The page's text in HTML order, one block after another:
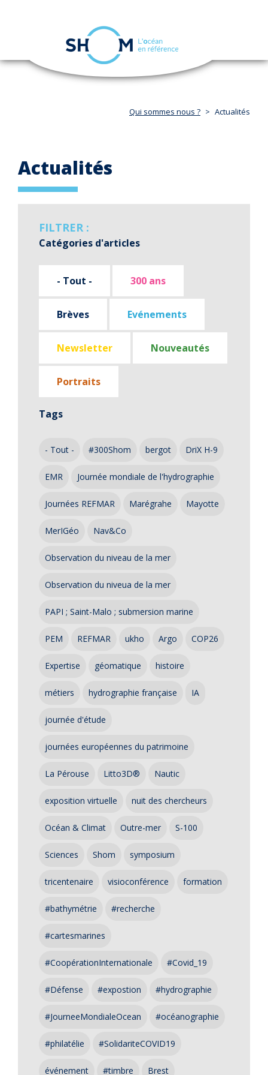
Aller
navigation
Qui sommes nous ? Actualités
Actualités
FILTRER :
Catégories d'articles
- Tout - 300 ans
Brèves Evénements
Newsletter Nouveautés
Portraits
Tags
- Tout - #300Shom bergot DriX H-9
EMR Journée mondiale de l'hydrographie
Journées REFMAR Marégrahe Mayotte
MerIGéo Nav&Co
Observation du niveau de la mer
Observation du niveua de la mer
PAPI ; Saint-Malo ; submersion marine
PEM REFMAR ukho Argo COP26
Expertise géomatique histoire
métiers hydrographie française IA
journée d'étude
journées européennes du patrimoine
La Pérouse Litto3D® Nautic
exposition virtuelle nuit des chercheurs
Océan & Climat Outre-mer S-100
Sciences Shom symposium
tricentenaire visioconférence formation
#bathymétrie #recherche
#cartesmarines
#CoopérationInternationale #Covid_19
#Défense #expostion #hydrographie
#JourneeMondialeOcean #océanographie
#philatélie #SolidariteCOVID19
événement #timbre Brest